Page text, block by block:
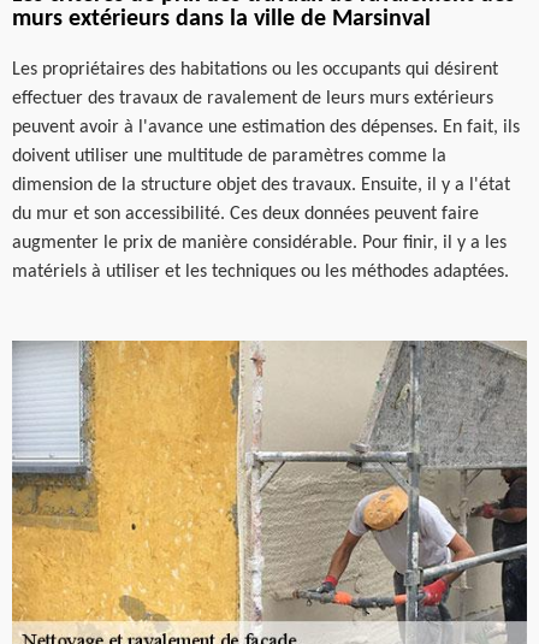
murs extérieurs dans la ville de Marsinval
Les propriétaires des habitations ou les occupants qui désirent
effectuer des travaux de ravalement de leurs murs extérieurs
peuvent avoir à l'avance une estimation des dépenses. En fait, ils
doivent utiliser une multitude de paramètres comme la
dimension de la structure objet des travaux. Ensuite, il y a l'état
du mur et son accessibilité. Ces deux données peuvent faire
augmenter le prix de manière considérable. Pour finir, il y a les
matériels à utiliser et les techniques ou les méthodes adaptées.